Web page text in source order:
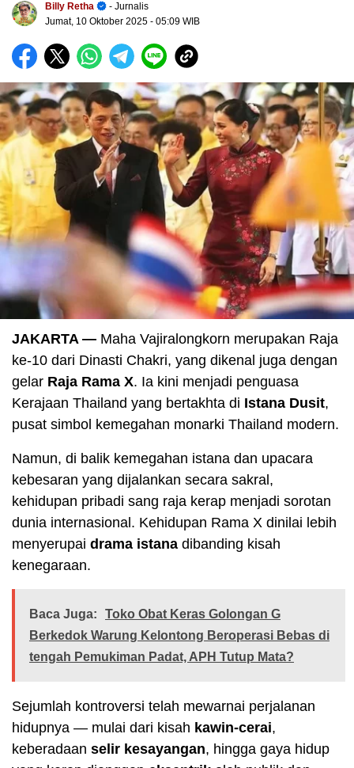
Billy Retha
- Jurnalis
Jumat, 10 Oktober 2025 - 05:09 WIB
JAKARTA — Maha Vajiralongkorn merupakan Raja
ke-10 dari Dinasti Chakri, yang dikenal juga dengan
gelar Raja Rama X. Ia kini menjadi penguasa
Kerajaan Thailand yang bertakhta di Istana Dusit,
pusat simbol kemegahan monarki Thailand modern.
Namun, di balik kemegahan istana dan upacara
kebesaran yang dijalankan secara sakral,
kehidupan pribadi sang raja kerap menjadi sorotan
dunia internasional. Kehidupan Rama X dinilai lebih
menyerupai drama istana dibanding kisah
kenegaraan.
Baca Juga:
Toko Obat Keras Golongan G
Berkedok Warung Kelontong Beroperasi Bebas di
tengah Pemukiman Padat, APH Tutup Mata?
Sejumlah kontroversi telah mewarnai perjalanan
hidupnya — mulai dari kisah kawin-cerai,
keberadaan selir kesayangan, hingga gaya hidup